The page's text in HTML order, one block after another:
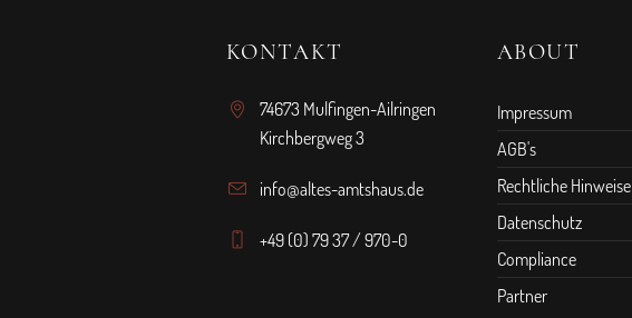
KONTAKT
74673 Mulfingen-Ailringen
Kirchbergweg 3
info@altes-amtshaus.de
+49 (0) 79 37 / 970-0
ABOUT
Impressum
AGB's
Rechtliche Hinweise
Datenschutz
Compliance
Partner